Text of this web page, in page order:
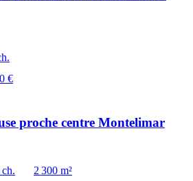
€
proche centre Montelimar
2 300 m²